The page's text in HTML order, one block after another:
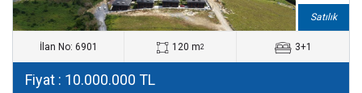
Satılık
İlan No: 6901 120 m2 3+1
Fiyat : 10.000.000 TL